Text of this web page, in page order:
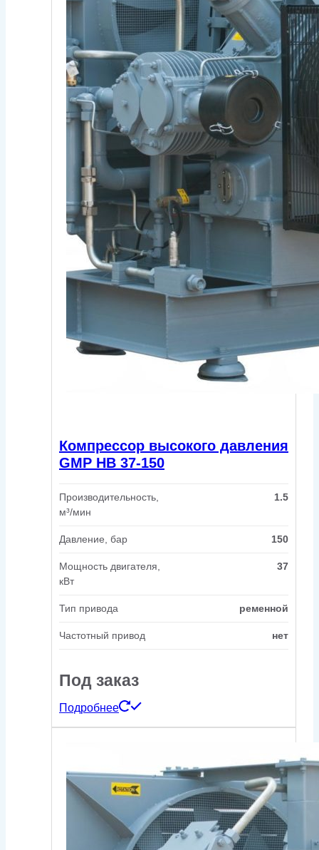
Компрессор высокого давления
GMP HB 37-150
Производительность,
м³/мин
1.5
Давление, бар 150
Мощность двигателя,
кВт
37
Тип привода ременной
Частотный привод нет
Под заказ
Подробнее